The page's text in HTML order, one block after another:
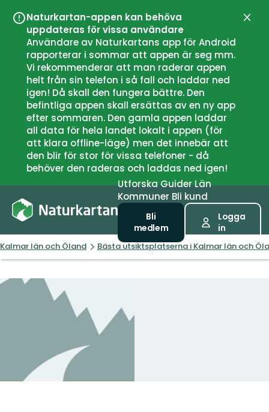
Naturkartan-appen kan behöva
uppdateras för vissa användare
Användare av Naturkartans app för Android
rapporterar i sommar att appen är seg mm.
Vi rekommenderar att man raderar appen
helt från sin telefon i så fall och laddar ned
igen! Då skall den fungera bättre. Den
befintliga appen skall ersättas av en ny app
efter sommaren. Den gamla appen laddar
all data för hela landet lokalt i appen (för
att klara offline-läge) men det innebär att
den blir för stor för vissa telefoner - då
behöver den raderas och laddas ned igen!
UtforskaGuiderLän
Kommuner Bli kund
Bli
medlem
Logga
in
Kalmar län och Öland Bästa utsiktsplatserna i Kalmar län och